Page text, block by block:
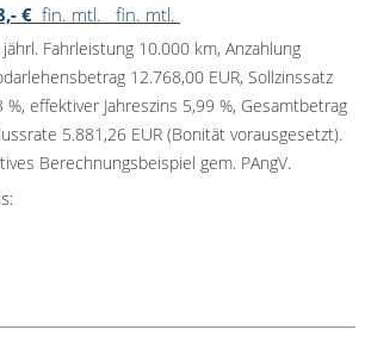
€ fin. mtl. fin. mtl.
Fahrleistung 10.000 km, Anzahlung
12.768,00 EUR, Sollzinssatz
%, effektiver Jahreszins 5,99 %, Gesamtbetrag
5.881,26 EUR (Bonität vorausgesetzt).
Berechnungsbeispiel gem. PAngV.